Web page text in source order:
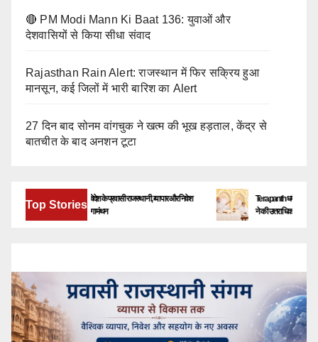
🔴 PM Modi Mann Ki Baat 136: युवाओं और
देशवासियों से किया सीधा संवाद
Rajasthan Rain Alert: राजस्थान में फिर सक्रिय हुआ
मानसून, कई जिलों में भारी बारिश का Alert
27 दिन बाद सोनम वांगचुक ने खत्म की भूख हड़ताल, केंद्र से
बातचीत के बाद अनशन टूटा
Top Stories
बेंगलूरु में जुटेंगे देश-विदेश के प्रवासी राजस्थानी, व्यापार और निवेश
के नए अवसरों पर होगा मंथन
Terapanth धर्मसंघ को मिला नया
ने की उत्तराधिकारी की घोषणा